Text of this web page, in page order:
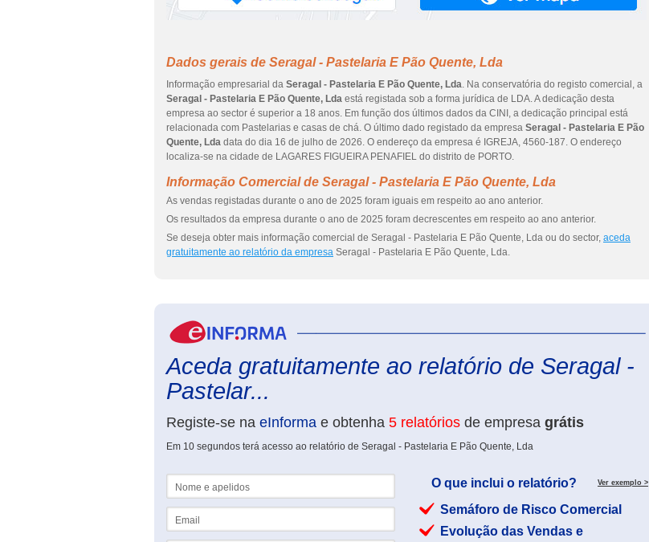
Dados gerais de Seragal - Pastelaria E Pão Quente, Lda
Informação empresarial da Seragal - Pastelaria E Pão Quente, Lda. Na conservatória do registo comercial, a
Seragal - Pastelaria E Pão Quente, Lda está registada sob a forma jurídica de LDA. A dedicação desta
empresa ao sector é superior a 18 anos. Em função dos últimos dados da CINI, a dedicação principal está
relacionada com Pastelarias e casas de chá. O último dado registado da empresa Seragal - Pastelaria E Pão
Quente, Lda data do dia 16 de julho de 2026. O endereço da empresa é IGREJA, 4560-187. O endereço
localiza-se na cidade de LAGARES FIGUEIRA PENAFIEL do distrito de PORTO.
Informação Comercial de Seragal - Pastelaria E Pão Quente, Lda
As vendas registadas durante o ano de 2025 foram iguais em respeito ao ano anterior.
Os resultados da empresa durante o ano de 2025 foram decrescentes em respeito ao ano anterior.
Se deseja obter mais informação comercial de Seragal - Pastelaria E Pão Quente, Lda ou do sector, aceda
gratuitamente ao relatório da empresa Seragal - Pastelaria E Pão Quente, Lda.
Aceda gratuitamente ao relatório de Seragal -
Pastelar...
Registe-se na eInforma e obtenha 5 relatórios de empresa grátis
Em 10 segundos terá acesso ao relatório de Seragal - Pastelaria E Pão Quente, Lda
O que inclui o relatório? Ver exemplo >
Semáforo de Risco Comercial
Evolução das Vendas e